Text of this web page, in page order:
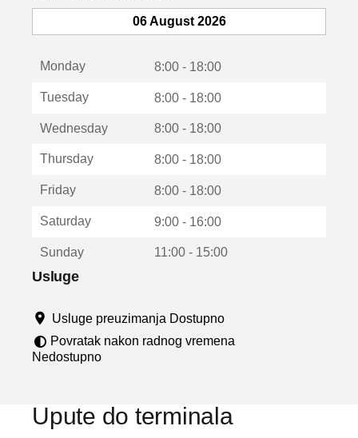
o
u
u
06 August 2026
Monday 8:00 - 18:00
Tuesday 8:00 - 18:00
Wednesday 8:00 - 18:00
Thursday 8:00 - 18:00
Friday 8:00 - 18:00
Saturday 9:00 - 16:00
Sunday 11:00 - 15:00
Usluge
Usluge preuzimanja Dostupno
Povratak nakon radnog vremena
Nedostupno
Upute do terminala